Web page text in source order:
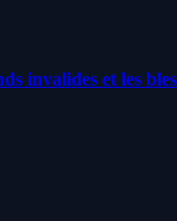
invalides et les